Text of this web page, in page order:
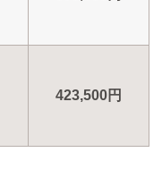
423,500円